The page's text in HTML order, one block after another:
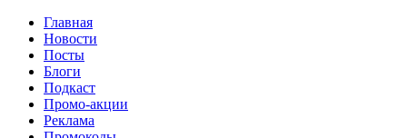
Главная
Новости
Посты
Блоги
Подкаст
Промо-акции
Реклама